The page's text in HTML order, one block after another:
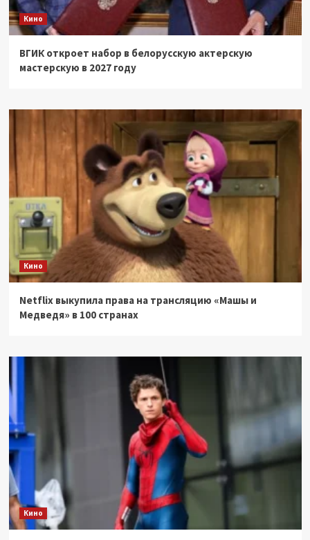
Кино
ВГИК откроет набор в белорусскую актерскую
мастерскую в 2027 году
Кино
Netflix выкупила права на трансляцию «Машы и
Медведя» в 100 странах
Кино